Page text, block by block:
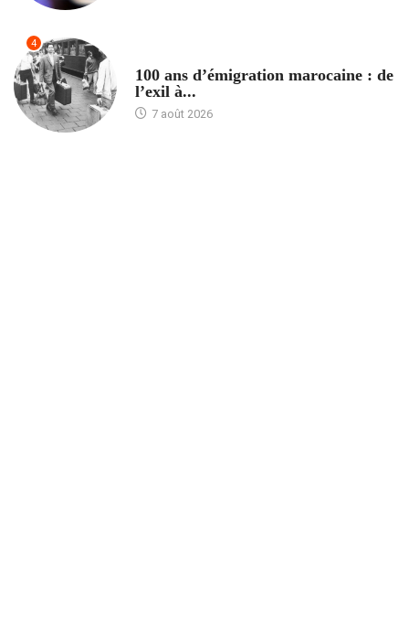
4
100 ans d’émigration marocaine : de
l’exil à...
7 août 2026